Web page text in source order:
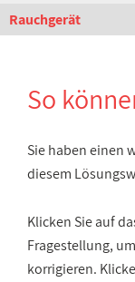
Rauchgerät
So
Sie haben einen
diesem
Klicken Sie auf
Fragestellung,
korrigieren.